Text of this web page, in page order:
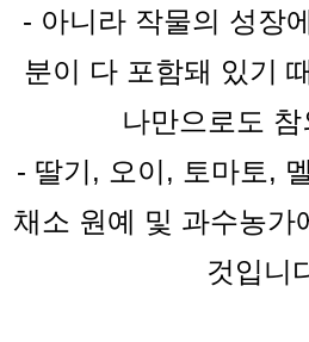
- 아니라 작물의 성장
분이 다 포함돼 있기
나만으로도
- 딸기, 오이, 토마토,
채소 원예 및 과수농가
것입니